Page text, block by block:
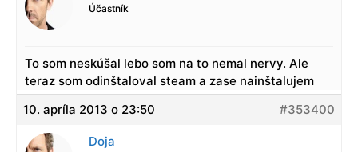
Účastník
To som neskúšal lebo som na to nemal nervy. Ale
teraz som odinštaloval steam a zase nainštalujem
10. apríla 2013 o 23:50
#353400
Doja